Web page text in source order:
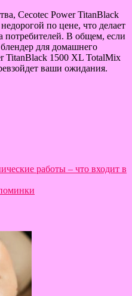
Cecotec Power TitanBlack
по цене, что делает
потребителей. В общем, если
для домашнего
TitanBlack 1500 XL TotalMix
ваши ожидания.
работы – что входит в